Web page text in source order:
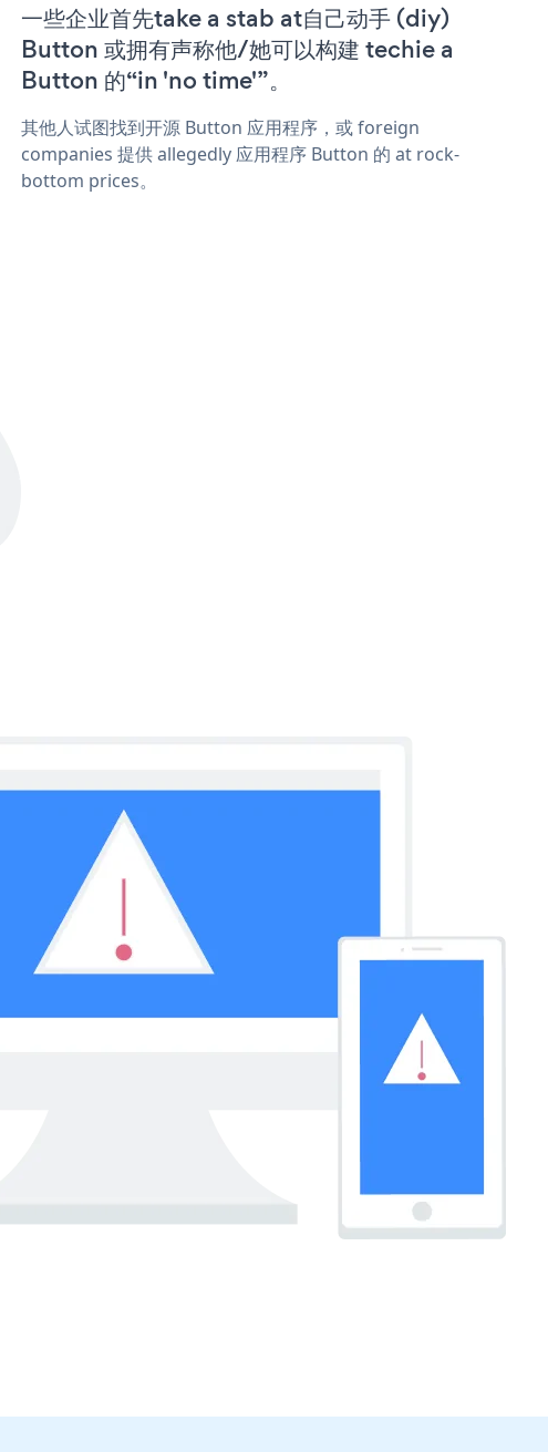
一些企业首先take a stab at自己动手 (diy)
Button 或拥有声称他/她可以构建 techie a
Button 的“in 'no time'”。
其他人试图找到开源 Button 应用程序，或 foreign
companies 提供 allegedly 应用程序 Button 的 at rock-
bottom prices。